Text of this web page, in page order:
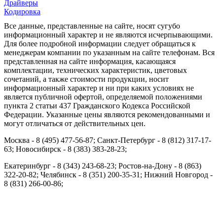
Драйверы
Кодировка
Все данные, представленные на сайте, носят сугубо
информационный характер и не являются исчерпывающими.
Для более подробной информации следует обращаться к
менеджерам компании по указанным на сайте телефонам. Вся
представленная на сайте информация, касающаяся
комплектации, технических характеристик, цветовых
сочетаний, а также стоимости продукции, носит
информационный характер и ни при каких условиях не
является публичной офертой, определяемой положениями
пункта 2 статьи 437 Гражданского Кодекса Российской
Федерации. Указанные цены являются рекомендованными и
могут отличаться от действительных цен.
Москва - 8 (495) 477-56-87; Санкт-Петербург - 8 (812) 317-17-
63; Новосибирск - 8 (383) 383-28-23;
Екатеринбург - 8 (343) 243-68-23; Ростов-на-Дону - 8 (863)
322-20-82; Челябинск - 8 (351) 200-35-31; Нижний Новгород -
8 (831) 266-00-86;